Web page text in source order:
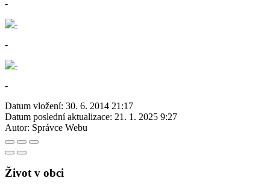
-
-
-
Datum vložení: 30. 6. 2014 21:17
Datum poslední aktualizace: 21. 1. 2025 9:27
Autor: Správce Webu
Život v obci